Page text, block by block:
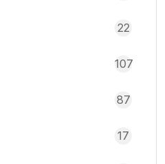
22
107
87
17